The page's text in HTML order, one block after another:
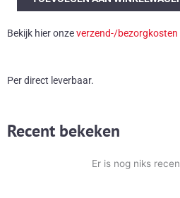
Møller
aantal
Bekijk hier onzeverzend-/bezorgkosten
Per direct leverbaar.
Recent bekeken
Er is nog niks